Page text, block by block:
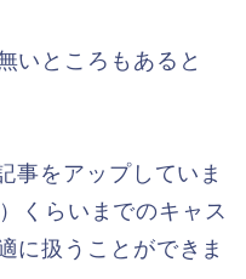
いところもあると
事をアップしていま
くらいまでのキャス
に扱うことができま